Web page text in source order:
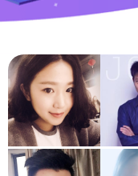
高175cm##3002##目前我的月
一个人的全部标准##3002##我更
品质和能力##3002##我性格真诚
真负责，
跟
36岁
安, 178cm, 未婚, 建筑师
小任性，但不能不理我，有什
，可以有些小刁蛮，但不能不
，没多大要求。